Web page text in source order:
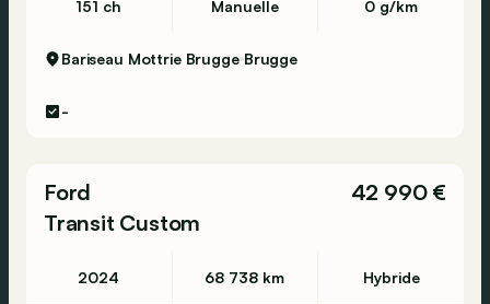
151 ch Manuelle 0 g/km
Bariseau Mottrie Brugge Brugge
-
Ford
Transit Custom
42 990 €
2024 68 738 km Hybride